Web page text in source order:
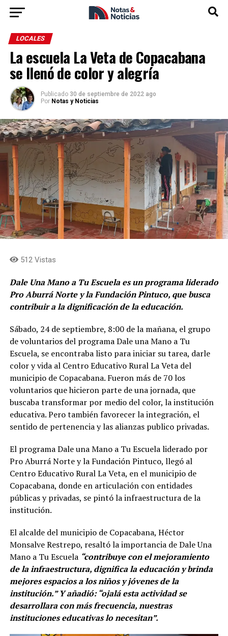
LOCALES
La escuela La Veta de Copacabana
se llenó de color y alegría
Publicado 30 de septiembre de 2022 ago
Por Notas y Noticias
512 Vistas
Dale Una Mano a Tu Escuela es un programa liderado
Pro Aburrá Norte y la Fundación Pintuco, que busca
contribuir a la dignificación de la educación.
Sábado, 24 de septiembre, 8:00 de la mañana, el grupo
de voluntarios del programa Dale una Mano a Tu
Escuela, se encontraba listo para iniciar su tarea, darle
color y vida al Centro Educativo Rural La Veta del
municipio de Copacabana. Fueron más de 70 los
voluntarios que hicieron parte de una jornada, que
buscaba transformar por medio del color, la institución
educativa. Pero también favorecer la integración, el
sentido de pertenencia y las alianzas publico privadas.
El programa Dale una Mano a Tu Escuela liderado por
Pro Aburrá Norte y la Fundación Pintuco, llegó al
Centro Educativo Rural La Veta, en el municipio de
Copacabana, donde en articulación con entidades
públicas y privadas, se pintó la infraestructura de la
institución.
El alcalde del municipio de Copacabana, Héctor
Monsalve Restrepo, resaltó la importancia de Dale Una
Mano a Tu Escuela “contribuye con el mejoramiento
de la infraestructura, dignifica la educación y brinda
mejores espacios a los niños y jóvenes de la
institución.” Y añadió: “ojalá esta actividad se
desarrollara con más frecuencia, nuestras
instituciones educativas lo necesitan”.